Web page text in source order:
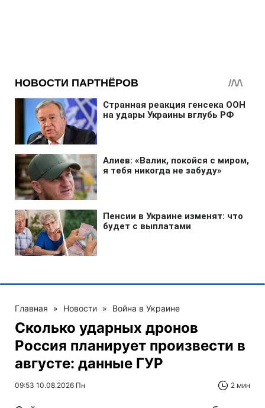
Главная » Новости » Война в Украине
Сколько ударных дронов
Россия планирует произвести в
августе: данные ГУР
09:53 10.08.2026 Пн 2 мин